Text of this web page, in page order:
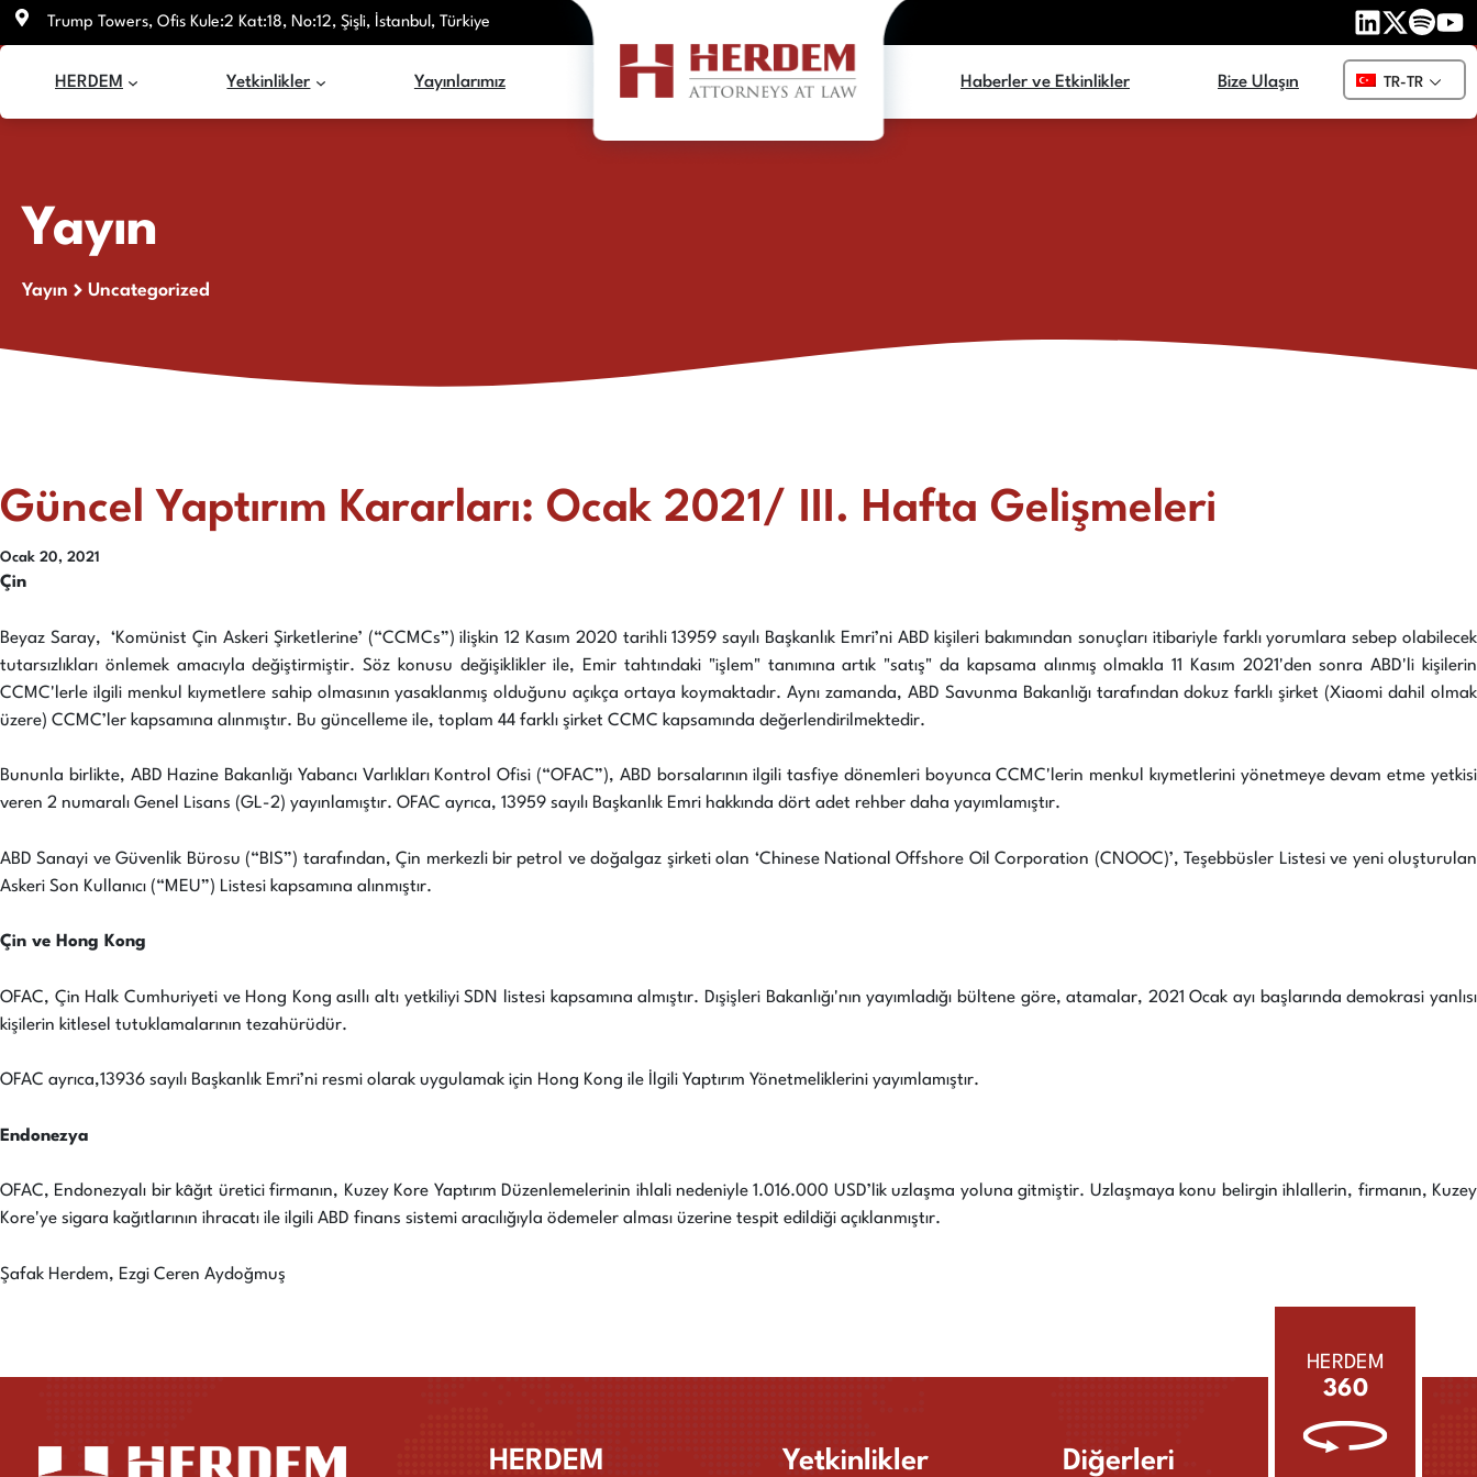
İçeriğe
Trump Towers, Ofis Kule:2 Kat:18, No:12, Şişli, İstanbul, Türkiye
HERDEM Yetkinlikler Yayınlarımız Haberler ve Etkinlikler Bize Ulaşın TR-TR
Yayın
Yayın Uncategorized
Güncel Yaptırım Kararları: Ocak 2021/ III. Hafta Gelişmeleri
Ocak 20, 2021
Çin
Beyaz Saray, ‘Komünist Çin Askeri Şirketlerine’ (“CCMCs”) ilişkin 12 Kasım 2020 tarihli 13959 sayılı Başkanlık Emri’ni ABD kişileri bakımından sonuçları itibariyle farklı yorumlara sebep olabilecek
tutarsızlıkları önlemek amacıyla değiştirmiştir. Söz konusu değişiklikler ile, Emir tahtındaki "işlem" tanımına artık "satış" da kapsama alınmış olmakla 11 Kasım 2021'den sonra ABD'li kişilerin
CCMC'lerle ilgili menkul kıymetlere sahip olmasının yasaklanmış olduğunu açıkça ortaya koymaktadır. Aynı zamanda, ABD Savunma Bakanlığı tarafından dokuz farklı şirket (Xiaomi dahil olmak
üzere) CCMC’ler kapsamına alınmıştır. Bu güncelleme ile, toplam 44 farklı şirket CCMC kapsamında değerlendirilmektedir.
Bununla birlikte, ABD Hazine Bakanlığı Yabancı Varlıkları Kontrol Ofisi (“OFAC”), ABD borsalarının ilgili tasfiye dönemleri boyunca CCMC'lerin menkul kıymetlerini yönetmeye devam etme yetkisi
veren 2 numaralı Genel Lisans (GL-2) yayınlamıştır. OFAC ayrıca, 13959 sayılı Başkanlık Emri hakkında dört adet rehber daha yayımlamıştır.
ABD Sanayi ve Güvenlik Bürosu (“BIS”) tarafından, Çin merkezli bir petrol ve doğalgaz şirketi olan ‘Chinese National Offshore Oil Corporation (CNOOC)’, Teşebbüsler Listesi ve yeni oluşturulan
Askeri Son Kullanıcı (“MEU”) Listesi kapsamına alınmıştır.
Çin ve Hong Kong
OFAC, Çin Halk Cumhuriyeti ve Hong Kong asıllı altı yetkiliyi SDN listesi kapsamına almıştır. Dışişleri Bakanlığı'nın yayımladığı bültene göre, atamalar, 2021 Ocak ayı başlarında demokrasi yanlısı
kişilerin kitlesel tutuklamalarının tezahürüdür.
OFAC ayrıca,13936 sayılı Başkanlık Emri’ni resmi olarak uygulamak için Hong Kong ile İlgili Yaptırım Yönetmeliklerini yayımlamıştır.
Endonezya
OFAC, Endonezyalı bir kâğıt üretici firmanın, Kuzey Kore Yaptırım Düzenlemelerinin ihlali nedeniyle 1.016.000 USD’lik uzlaşma yoluna gitmiştir. Uzlaşmaya konu belirgin ihlallerin, firmanın, Kuzey
Kore'ye sigara kağıtlarının ihracatı ile ilgili ABD finans sistemi aracılığıyla ödemeler alması üzerine tespit edildiği açıklanmıştır.
Şafak Herdem, Ezgi Ceren Aydoğmuş
HERDEM Yetkinlikler Diğerleri
HERDEM
360